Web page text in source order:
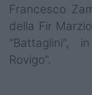
Francesco
della Fir
“Battaglini”,
Rovigo".